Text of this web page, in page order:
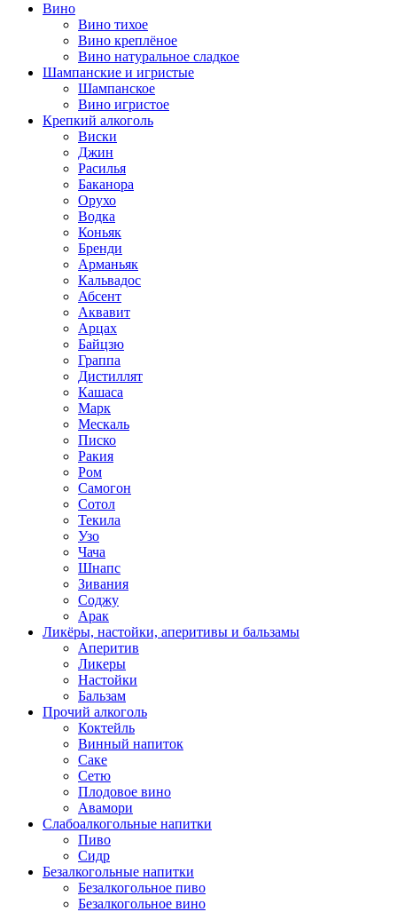
Вино
Вино тихое
Вино креплёное
Вино натуральное сладкое
Шампанские и игристые
Шампанское
Вино игристое
Крепкий алкоголь
Виски
Джин
Расилья
Баканора
Орухо
Водка
Коньяк
Бренди
Арманьяк
Кальвадос
Абсент
Аквавит
Арцах
Байцзю
Граппа
Дистиллят
Кашаса
Марк
Мескаль
Писко
Ракия
Ром
Самогон
Сотол
Текила
Узо
Чача
Шнапс
Зивания
Соджу
Арак
Ликёры, настойки, аперитивы и бальзамы
Аперитив
Ликеры
Настойки
Бальзам
Прочий алкоголь
Коктейль
Винный напиток
Саке
Сетю
Плодовое вино
Авамори
Слабоалкогольные напитки
Пиво
Сидр
Безалкогольные напитки
Безалкогольное пиво
Безалкогольное вино